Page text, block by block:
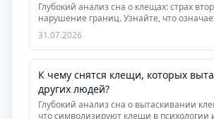
Глубокий анализ сна о клещах: страх
нарушение границ. Узнайте, что
к...
31.07.2026
К чему снятся клещи, которых
других людей?
Глубокий анализ сна о вытаскивании
что символизируют клещи в психологии